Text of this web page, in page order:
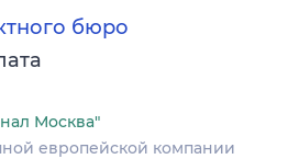
бюро
Москва"
европейской компании